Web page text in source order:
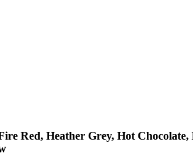
Red, Heather Grey, Hot